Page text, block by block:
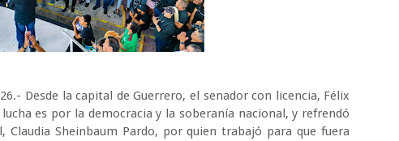
Desde la capital de Guerrero, el senador con licencia, Félix
es por la democracia y la soberanía nacional, y refrendó
Claudia Sheinbaum Pardo, por quien trabajó para que fuera